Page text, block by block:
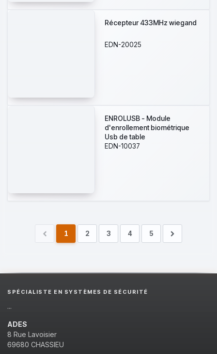
Récepteur 433MHz wiegand
EDN-20025
ENROLUSB - Module
d'enrollement biométrique
Usb de table
EDN-10037
1 2 3 4 5
SPÉCIALISTE EN SYSTÈMES DE SÉCURITÉ
...
ADES
8 Rue Lavoisier
69680 CHASSIEU